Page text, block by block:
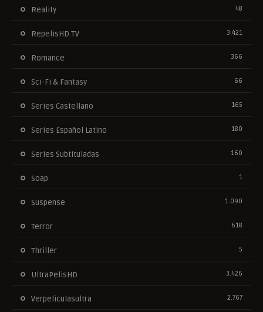
Reality 48
RepelisHD.TV 3.421
Romance 366
Sci-Fi & Fantasy 66
Series Castellano 165
Series Español Latino 180
Series Subtituladas 160
Soap 1
Suspense 1.090
Terror 618
Thriller 5
UltraPelisHD 3.426
Verpeliculasultra 2.767